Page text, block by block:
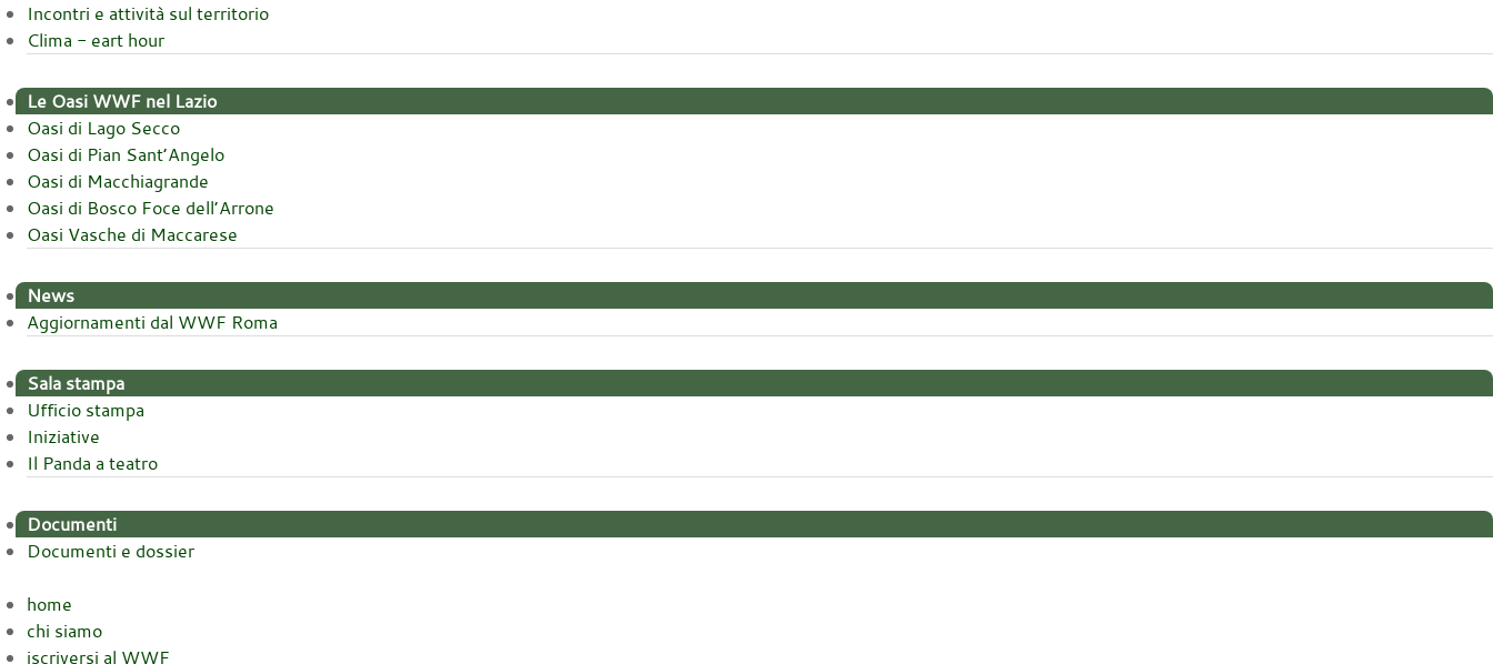
Incontri e attività sul territorio
Clima - eart hour
Le Oasi WWF nel Lazio
Oasi di Lago Secco
Oasi di Pian Sant’Angelo
Oasi di Macchiagrande
Oasi di Bosco Foce dell’Arrone
Oasi Vasche di Maccarese
News
Aggiornamenti dal WWF Roma
Sala stampa
Ufficio stampa
Iniziative
Il Panda a teatro
Documenti
Documenti e dossier
home
chi siamo
iscriversi al WWF